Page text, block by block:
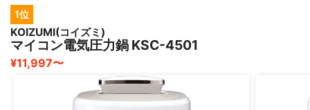
1位
KOIZUMI(コイズミ)
マイコン電気圧力鍋 KSC-4501
¥11,997〜